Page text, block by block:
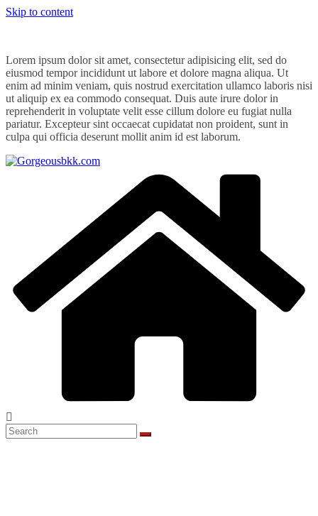
Skip to content
Lorem ipsum dolor sit amet, consectetur adipisicing elit, sed do
eiusmod tempor incididunt ut labore et dolore magna aliqua. Ut
enim ad minim veniam, quis nostrud exercitation ullamco laboris nisi
ut aliquip ex ea commodo consequat. Duis aute irure dolor in
reprehenderit in voluptate velit esse cillum dolore eu fugiat nulla
pariatur. Excepteur sint occaecat cupidatat non proident, sunt in
culpa qui officia deserunt mollit anim id est laborum.